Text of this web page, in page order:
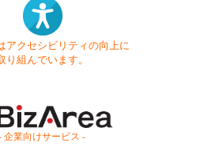
アクセシビリティの向上に
り組んでいます。
企業向けサービス -